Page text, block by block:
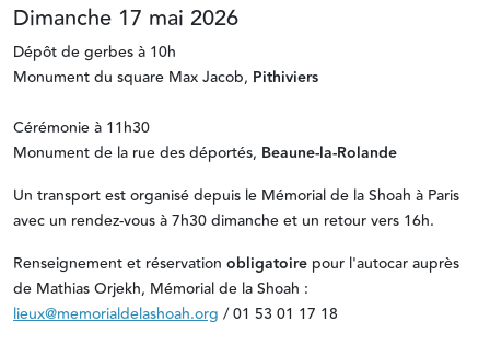
Dimanche 17 mai 2026
Dépôt de gerbes à 10h
Monument du square Max Jacob, Pithiviers
Cérémonie à 11h30
Monument de la rue des déportés, Beaune-la-Rolande
Un transport est organisé depuis le Mémorial de la Shoah à Paris
avec un rendez-vous à 7h30 dimanche et un retour vers 16h.
Renseignement et réservation obligatoire pour l'autocar auprès
de Mathias Orjekh, Mémorial de la Shoah :
lieux@memorialdelashoah.org / 01 53 01 17 18